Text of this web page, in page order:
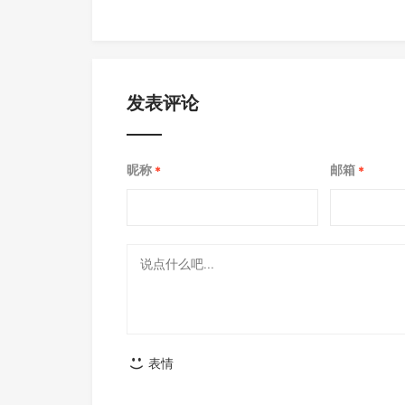
发表评论
昵称 * 邮箱 *
表情